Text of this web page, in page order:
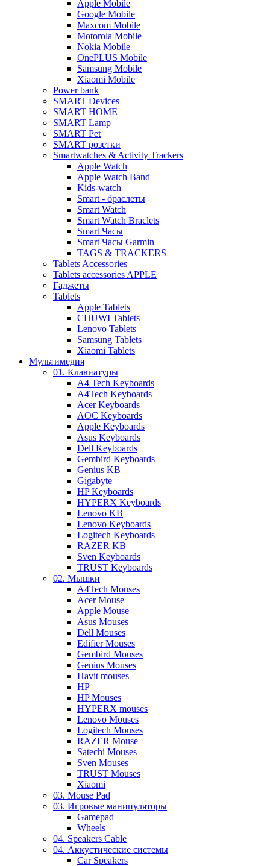
Apple Mobile
Google Mobile
Maxcom Mobile
Motorola Mobile
Nokia Mobile
OnePLUS Mobile
Samsung Mobile
Xiaomi Mobile
Power bank
SMART Devices
SMART HOME
SMART Lamp
SMART Pet
SMART розетки
Smartwatches & Activity Trackers
Apple Watch
Apple Watch Band
Kids-watch
Smart - браслеты
Smart Watch
Smart Watch Braclets
Smart Часы
Smart Часы Garmin
TAGS & TRACKERS
Tablets Accessories
Tablets accessories APPLE
Гаджеты
Tablets
Apple Tablets
CHUWI Tablets
Lenovo Tablets
Samsung Tablets
Xiaomi Tablets
Мультимедия
01. Клавиатуры
A4 Tech Keyboards
A4Tech Keyboards
Acer Keyboards
AOC Keyboards
Apple Keyboards
Asus Keyboards
Dell Keyboards
Gembird Keyboards
Genius KB
Gigabyte
HP Keyboards
HYPERX Keyboards
Lenovo KB
Lenovo Keyboards
Logitech Keyboards
RAZER KB
Sven Keyboards
TRUST Keyboards
02. Мышки
A4Tech Mouses
Acer Mouse
Apple Mouse
Asus Mouses
Dell Mouses
Edifier Mouses
Gembird Mouses
Genius Mouses
Havit mouses
HP
HP Mouses
HYPERX mouses
Lenovo Mouses
Logitech Mouses
RAZER Mouse
Satechi Mouses
Sven Mouses
TRUST Mouses
Xiaomi
03. Mouse Pad
03. Игровые манипуляторы
Gamepad
Wheels
04. Speakers Cable
04. Аккустические системы
Car Speakers